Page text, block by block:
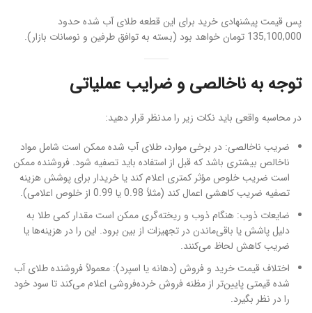
پس قیمت پیشنهادی خرید برای این قطعه طلای آب شده حدود
135,100,000 تومان خواهد بود (بسته به توافق طرفین و نوسانات بازار).
توجه به ناخالصی و ضرایب عملیاتی
در محاسبه واقعی باید نکات زیر را مدنظر قرار دهید:
ضریب ناخالصی: در برخی موارد، طلای آب شده ممکن است شامل مواد
ناخالص بیشتری باشد که قبل از استفاده باید تصفیه شود. فروشنده ممکن
است ضریب خلوص مؤثر کمتری اعلام کند یا خریدار برای پوشش هزینه
تصفیه ضریب کاهشی اعمال کند (مثلاً 0.98 یا 0.99 از خلوص اعلامی).
ضایعات ذوب: هنگام ذوب و ریخته‌گری ممکن است مقدار کمی طلا به
دلیل پاشش یا باقی‌ماندن در تجهیزات از بین برود. این را در هزینه‌ها یا
ضریب کاهش لحاظ می‌کنند.
اختلاف قیمت خرید و فروش (دهانه یا اسپرد): معمولاً فروشنده طلای آب
شده قیمتی پایین‌تر از مظنه فروش خرده‌فروشی اعلام می‌کند تا سود خود
را در نظر بگیرد.